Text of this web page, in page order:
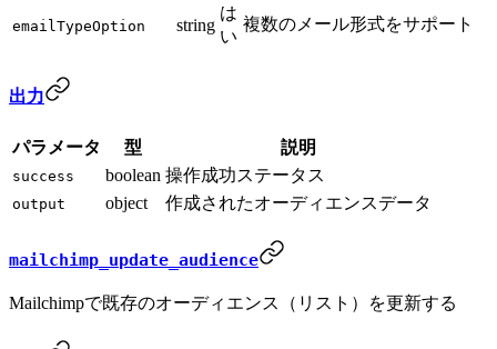
emailTypeOption string
は
い
複数のメール形式をサポート
出力
パラメータ 型 説明
success boolean 操作成功ステータス
output object 作成されたオーディエンスデータ
mailchimp_update_audience
Mailchimpで既存のオーディエンス（リスト）を更新する